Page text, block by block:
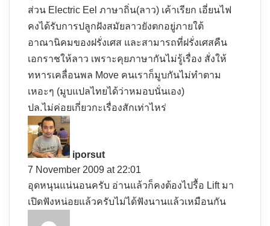
ส่วน Electric Eel ภาษาถิ่น(ลาว) เค้าเรียก เอี่ยนไฟ
คงได้รับการปลูกฝังสมัยลาวยังตกอยู่ภายใต้
อาณานิคมของฝรั่งเศส และสามารถที่ฝรั่งเศสคืน
เอกราชให้ลาว เพราะคุยภาษากันไม่รู้เรื่อง สั่งให้
ทหารเคลื่อนพล Move คนเราก็มูบกันไม่ทำตาม
เหอะๆ (มูบแปลไทยได้ว่าหมอบนั่นเอง)
ปล.ไม่ค่อยเกี่ยวกะเรื่องสักเท่าไหร่
iporsut
s
:
7 November 2009 at 22:01
อุดหนุนแน่นอนครับ อ่านแล้วก็คงต้องไปรื้อ Lift มา
เปิดฟังหน่อยแล้วครับไม่ได้ฟังนานแล้วเหมือนกัน